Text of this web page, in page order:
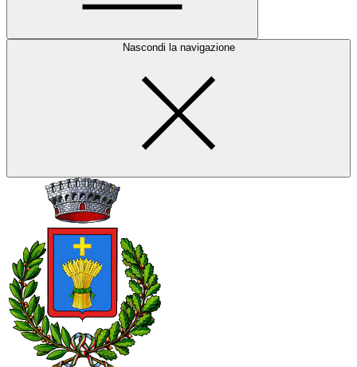
Nascondi la navigazione